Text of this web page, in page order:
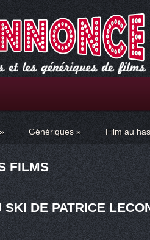
» Génériques » Film au
FILMS
DE PATRICE